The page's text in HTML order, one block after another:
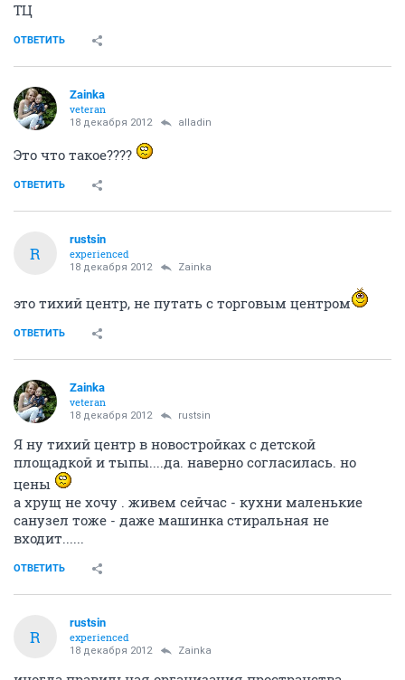
ТЦ
ОТВЕТИТЬ
Zainka
veteran
18 декабря 2012 alladin
Это что такое????
ОТВЕТИТЬ
R
rustsin
experienced
18 декабря 2012 Zainka
это тихий центр, не путать с торговым центром
ОТВЕТИТЬ
Zainka
veteran
18 декабря 2012 rustsin
Я ну тихий центр в новостройках с детской
площадкой и тыпы....да. наверно согласилась. но
цены
а хрущ не хочу . живем сейчас - кухни маленькие
санузел тоже - даже машинка стиральная не
входит......
ОТВЕТИТЬ
R
rustsin
experienced
18 декабря 2012 Zainka